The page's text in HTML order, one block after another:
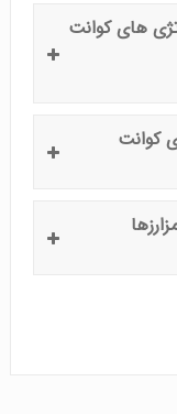
های کوانت